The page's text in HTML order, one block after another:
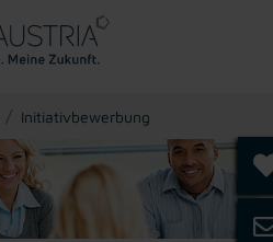
Initiativbewerbung